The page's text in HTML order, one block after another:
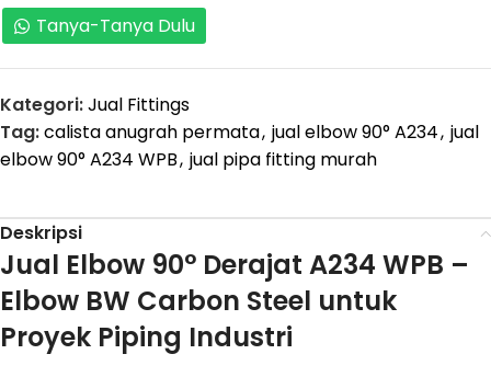
Tanya-Tanya Dulu
Kategori:Jual Fittings
Tag:calista anugrah permata, jual elbow 90° A234, jual
elbow 90° A234 WPB, jual pipa fitting murah
Deskripsi
Jual Elbow 90° Derajat A234 WPB –
Elbow BW Carbon Steel untuk
Proyek Piping Industri